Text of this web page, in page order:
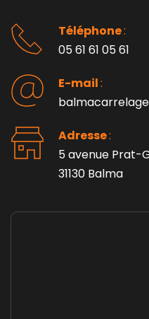
Téléphone :
05 61 61 05 61
E-mail :
Adresse :
5 avenue Prat-
31130 Balma